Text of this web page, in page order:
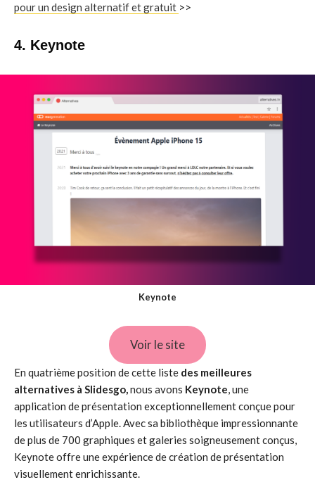
pour un design alternatif et gratuit >>
4. Keynote
Keynote
Voir le site
En quatrième position de cette liste des meilleures
alternatives à Slidesgo,nous avons Keynote, une
application de présentation exceptionnellement conçue pour
les utilisateurs d’Apple. Avec sa bibliothèque impressionnante
de plus de 700 graphiques et galeries soigneusement conçus,
Keynote offre une expérience de création de présentation
visuellement enrichissante.